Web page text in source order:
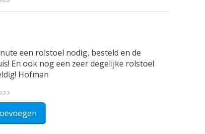
een rolstoel nodig, besteld en de
En ook nog een zeer degelijke rolstoel
Hofman